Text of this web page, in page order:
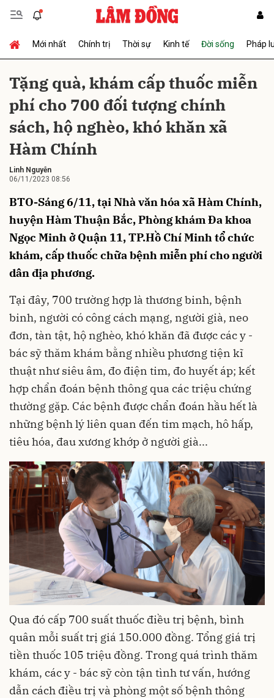
Mới nhất Chính trị Thời sự Kinh tế Đời sống Pháp
Tặng quà, khám cấp thuốc miễn
phí cho 700 đối tượng chính
sách, hộ nghèo, khó khăn xã
Hàm Chính
Linh Nguyễn
06/11/2023 08:56
BTO-Sáng 6/11, tại Nhà văn hóa xã Hàm Chính,
huyện Hàm Thuận Bắc, Phòng khám Đa khoa
Ngọc Minh ở Quận 11, TP.Hồ Chí Minh tổ chức
khám, cấp thuốc chữa bệnh miễn phí cho người
dân địa phương.
Tại đây, 700 trường hợp là thương binh, bệnh
binh, người có công cách mạng, người già, neo
đơn, tàn tật, hộ nghèo, khó khăn đã được các y -
bác sỹ thăm khám bằng nhiều phương tiện kĩ
thuật như siêu âm, đo điện tim, đo huyết áp; kết
hợp chẩn đoán bệnh thông qua các triệu chứng
thường gặp. Các bệnh được chẩn đoán hầu hết là
những bệnh lý liên quan đến tim mạch, hô hấp,
tiêu hóa, đau xương khớp ở người già...
Qua đó cấp 700 suất thuốc điều trị bệnh, bình
quân mỗi suất trị giá 150.000 đồng. Tổng giá trị
tiền thuốc 105 triệu đồng. Trong quá trình thăm
khám, các y - bác sỹ còn tận tình tư vấn, hướng
dẫn cách điều trị và phòng một số bệnh thông
Gửi bình luận